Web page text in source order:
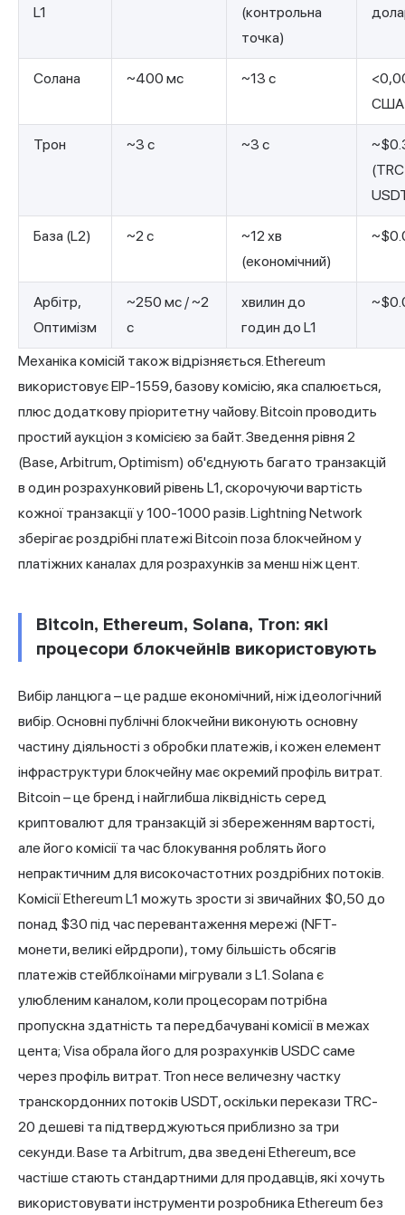
L1
(контрольна
точка)
Солана ~400 мс ~13 с
США
Трон ~3 с ~3 с
База (L2) ~2 с
~12 хв
(економічний)
Арбітр,
Оптимізм
~250 мс / ~2
с
хвилин до
годин до L1
Механіка комісій також відрізняється. Ethereum
використовує EIP-1559, базову комісію, яка спалюється,
плюс додаткову пріоритетну чайову. Bitcoin проводить
простий аукціон з комісією за байт. Зведення рівня 2
(Base, Arbitrum, Optimism) об'єднують багато транзакцій
в один розрахунковий рівень L1, скорочуючи вартість
кожної транзакції у 100-1000 разів. Lightning Network
зберігає роздрібні платежі Bitcoin поза блокчейном у
платіжних каналах для розрахунків за менш ніж цент.
Bitcoin, Ethereum, Solana, Tron: які
процесори блокчейнів використовують
Вибір ланцюга – це радше економічний, ніж ідеологічний
вибір. Основні публічні блокчейни виконують основну
частину діяльності з обробки платежів, і кожен елемент
інфраструктури блокчейну має окремий профіль витрат.
Bitcoin – це бренд і найглибша ліквідність серед
криптовалют для транзакцій зі збереженням вартості,
але його комісії та час блокування роблять його
непрактичним для високочастотних роздрібних потоків.
Комісії Ethereum L1 можуть зрости зі звичайних $0,50 до
понад $30 під час перевантаження мережі (NFT-
монети, великі ейрдропи), тому більшість обсягів
платежів стейблкоїнами мігрували з L1. Solana є
улюбленим каналом, коли процесорам потрібна
пропускна здатність та передбачувані комісії в межах
цента; Visa обрала його для розрахунків USDC саме
через профіль витрат. Tron несе величезну частку
транскордонних потоків USDT, оскільки перекази TRC-
20 дешеві та підтверджуються приблизно за три
секунди. Base та Arbitrum, два зведені Ethereum, все
частіше стають стандартними для продавців, які хочуть
використовувати інструменти розробника Ethereum без